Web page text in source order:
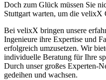
Doch zum Glück müssen Sie
Stuttgart warten, um die velixX
Bei velixX bringen unsere
Ingenieure ihre Expertise und
erfolgreich umzusetzen. Wir
individuelle Beratung für Ihre
Durch unser großes Experten-
gedeihen und wachsen.